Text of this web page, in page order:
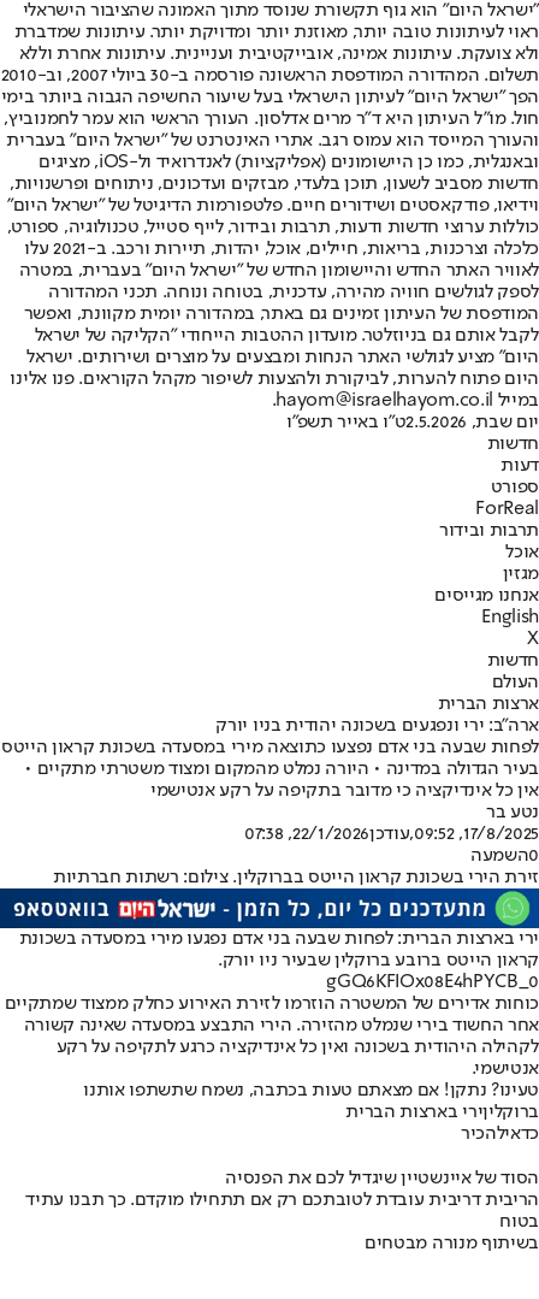
"ישראל היום" הוא גוף תקשורת שנוסד מתוך האמונה שהציבור הישראלי
ראוי לעיתונות טובה יותר, מאוזנת יותר ומדויקת יותר. עיתונות שמדברת
ולא צועקת. עיתונות אמינה, אובייקטיבית ועניינית. עיתונות אחרת וללא
תשלום. המהדורה המודפסת הראשונה פורסמה ב-30 ביולי 2007, וב-2010
הפך "ישראל היום" לעיתון הישראלי בעל שיעור החשיפה הגבוה ביותר בימי
חול. מו"ל העיתון היא ד"ר מרים אדלסון. העורך הראשי הוא עמר לחמנוביץ,
והעורך המייסד הוא עמוס רגב. אתרי האינטרנט של "ישראל היום" בעברית
ובאנגלית, כמו כן היישומונים (אפליקציות) לאנדרואיד ול-iOS, מציגים
חדשות מסביב לשעון, תוכן בלעדי, מבזקים ועדכונים, ניתוחים ופרשנויות,
וידיאו, פודקאסטים ושידורים חיים. פלטפורמות הדיגיטל של "ישראל היום"
כוללות ערוצי חדשות ודעות, תרבות ובידור, לייף סטייל, טכנולוגיה, ספורט,
כלכלה וצרכנות, בריאות, חיילים, אוכל, יהדות, תיירות ורכב. ב-2021 עלו
לאוויר האתר החדש והיישומון החדש של "ישראל היום" בעברית, במטרה
לספק לגולשים חוויה מהירה, עדכנית, בטוחה ונוחה. תכני המהדורה
המודפסת של העיתון זמינים גם באתר, במהדורה יומית מקוונת, ואפשר
לקבל אותם גם בניוזלטר. מועדון ההטבות הייחודי "הקליקה של ישראל
היום" מציע לגולשי האתר הנחות ומבצעים על מוצרים ושירותים. ישראל
היום פתוח להערות, לביקורת ולהצעות לשיפור מקהל הקוראים. פנו אלינו
במייל hayom@israelhayom.co.il.
יום שבת, 2.5.2026
ט"ו באייר תשפ"ו
חדשות
דעות
ספורט
ForReal
תרבות ובידור
אוכל
מגזין
אנחנו מגייסים
English
X
חדשות
העולם
ארצות הברית
ארה"ב: ירי ונפגעים בשכונה יהודית בניו יורק
לפחות שבעה בני אדם נפצעו כתוצאה מירי במסעדה בשכונת קראון הייטס
בעיר הגדולה במדינה • היורה נמלט מהמקום ומצוד משטרתי מתקיים •
אין כל אינדיקציה כי מדובר בתקיפה על רקע אנטישמי
נטע בר
17/8/2025, 09:52
,עודכן22/1/2026, 07:38
0השמעה
זירת הירי בשכונת קראון הייטס בברוקלין. צילום: רשתות חברתיות
ירי בארצות הברית: לפחות שבעה בני אדם נפגעו מירי במסעדה בשכונת
קראון הייטס ברובע ברוקלין שבעיר ניו יורק.
0_gGQ6KFIOx08E4hPYCB
כוחות אדירים של המשטרה הוזרמו לזירת האירוע כחלק ממצוד שמתקיים
אחר החשוד בירי שנמלט מהזירה. הירי התבצע במסעדה שאינה קשורה
לקהילה היהודית בשכונה ואין כל אינדיקציה כרגע לתקיפה על רקע
אנטישמי.
טעינו? נתקן! אם מצאתם טעות בכתבה, נשמח שתשתפו אותנו
ברוקליןירי בארצות הברית
כדאילהכיר
הסוד של איינשטיין שיגדיל לכם את הפנסיה
הריבית דריבית עובדת לטובתכם רק אם תתחילו מוקדם. כך תבנו עתיד
בטוח
בשיתוף מנורה מבטחים